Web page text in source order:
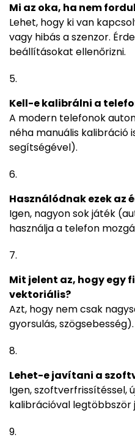
Mi az oka, ha nem
Lehet, hogy ki van
vagy hibás a szenzor.
beállításokat ellenőrizni.
Kell-e kalibrálni a
A modern telefonok
néha manuális kalibráció
segítségével).
Használódnak ezek az
Igen, nagyon sok játék
használja a telefon
Mit jelent az, hogy egy
vektoriális?
Azt, hogy nem csak
gyorsulás, szögsebesség).
Lehet-e javítani a
Igen, szoftverfrissítéssel,
kalibrációval legtöbbször